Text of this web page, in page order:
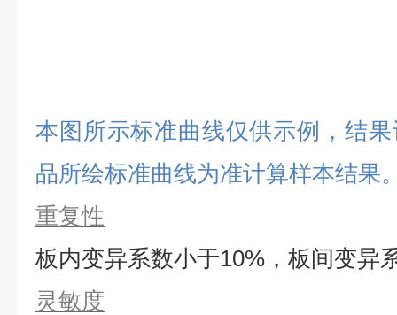
本图所示标准曲线仅供示例，结
品所绘标准曲线为准计算样本结果
重复性
板内变异系数小于10%，板间变异
灵敏度